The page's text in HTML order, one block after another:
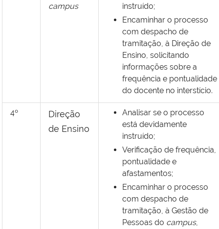
campus
instruído;
Encaminhar o processo
com despacho de
tramitação, à Direção de
Ensino, solicitando
informações sobre a
frequência e pontualidade
do docente no interstício.
4º
Direção
de Ensino
Analisar se o processo
está devidamente
instruído;
Verificação de frequência,
pontualidade e
afastamentos;
Encaminhar o processo
com despacho de
tramitação, à Gestão de
Pessoas do campus,